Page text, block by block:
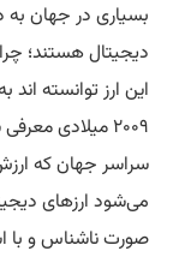
بسیاری در جهان به
دیجیتال هستند؛
این ارز توانسته
۲۰۰۹ میلادی
سراسر جهان که
می‌شود ارزهای
صورت ناشناس و با